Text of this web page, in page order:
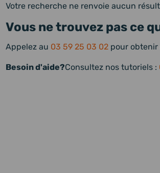
Votre recherche ne renvoie aucun
Vous ne trouvez pas ce
Appelez au 03 59 25 03 02 pour obtenir
Besoin d'aide?Consultez nos tutoriels :